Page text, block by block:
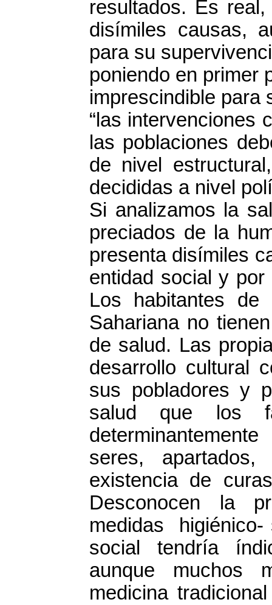
resultados. Es
disímiles causas,
para su
poniendo en primer
imprescindible
“las intervenciones
las poblaciones
de nivel
decididas a nivel
Si analizamos la
preciados de la
presenta disímiles
entidad social y
Los habitantes
Sahariana no
de salud. Las
desarrollo cultural
sus pobladores y
salud que los
seres,
existencia de
Desconocen la
medidas higiénico-
social tendría
aunque muchos
medicina